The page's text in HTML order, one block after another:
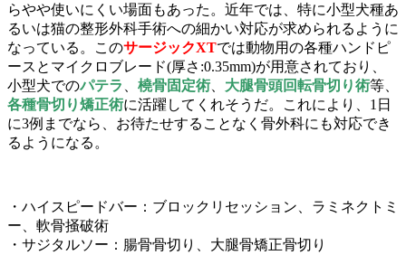
らやや使いにくい場面もあった。近年では、特に小型犬種あ
るいは猫の整形外科手術への細かい対応が求められるように
なっている。このサージックXTでは動物用の各種ハンドピ
ースとマイクロブレード(厚さ:0.35mm)が用意されており、
小型犬でのパテラ 橈骨固定術 大腿骨頭回転骨切り術等、
各種骨切り矯正術に活躍してくれそうだ。これにより、1日
に3例までなら、お待たせすることなく骨外科にも対応でき
るようになる。
・ハイスピードバー：ブロックリセッション、ラミネクトミ
ー、軟骨掻破術
・サジタルソー：腸骨骨切り、大腿骨矯正骨切り